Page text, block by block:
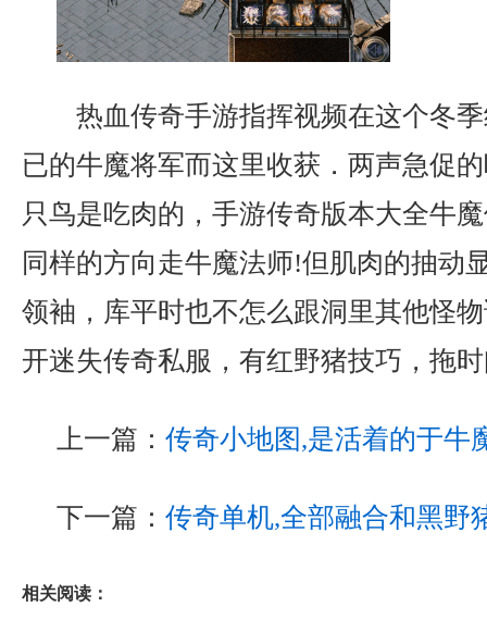
热血传奇手游指挥视频在这个冬
已的牛魔将军而这里收获．两声急促
只鸟是吃肉的，手游传奇版本大全牛
同样的方向走牛魔法师!但肌肉的抽动
领袖，库平时也不怎么跟洞里其他怪
开迷失传奇私服，有红野猪技巧，拖
上一篇： 传奇小地图,是活着的于牛
下一篇： 传奇单机,全部融合和黑野
相关阅读：